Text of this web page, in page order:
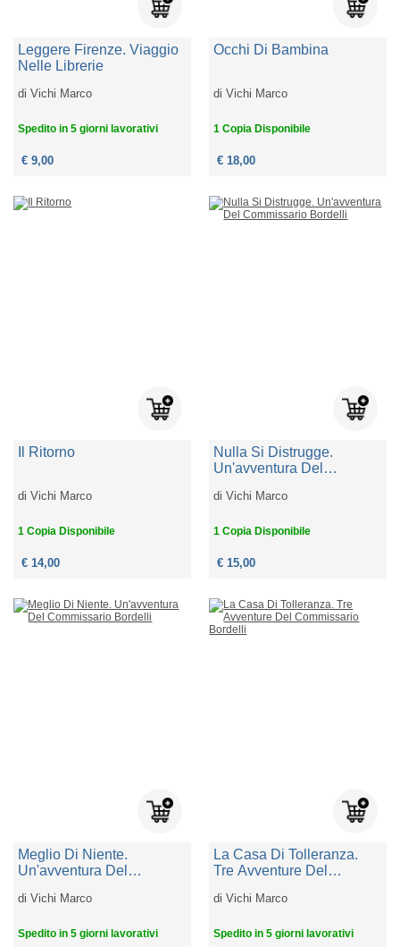
Leggere Firenze. Viaggio
Nelle Librerie
diVichi Marco
Spedito in 5 giorni lavorativi
€ 9,00
Occhi Di Bambina
diVichi Marco
1 Copia Disponibile
€ 18,00
Il Ritorno
diVichi Marco
1 Copia Disponibile
€ 14,00
Nulla Si Distrugge.
Un'avventura Del
diVichi Marco
1 Copia Disponibile
€ 15,00
Meglio Di Niente.
Un'avventura Del
diVichi Marco
Spedito in 5 giorni lavorativi
La Casa Di Tolleranza.
Tre Avventure Del
diVichi Marco
Spedito in 5 giorni lavorativi